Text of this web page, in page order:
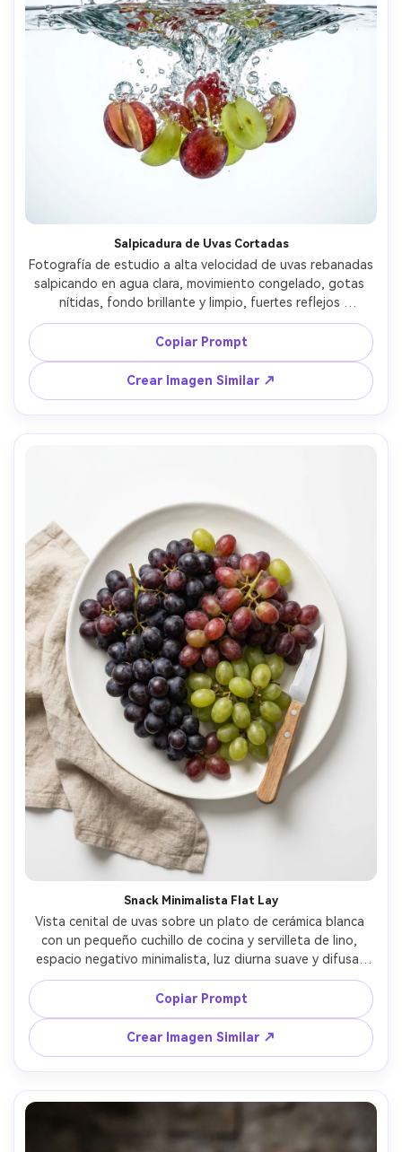
Salpicadura de Uvas Cortadas
Fotografía de estudio a alta velocidad de uvas rebanadas
salpicando en agua clara, movimiento congelado, gotas
nítidas, fondo brillante y limpio, fuertes reflejos
especulares, tomada con Sony A1 y macro de 90mm, f/8,
iluminación de flash, detalles ultra nítidos, estilo de
anuncio de bebida comercial --ar 4:5
Copiar Prompt
Crear Imagen Similar ↗
Snack Minimalista Flat Lay
Vista cenital de uvas sobre un plato de cerámica blanca
con un pequeño cuchillo de cocina y servilleta de lino,
espacio negativo minimalista, luz diurna suave y difusa,
sombras limpias, tomada con Canon R5 y lente 35mm, f/4,
estilismo editorial moderno, alta resolución --ar 4:5
Copiar Prompt
Crear Imagen Similar ↗